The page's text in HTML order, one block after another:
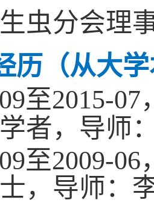
虫分会理
历（从大
至2015-07
者， 导师
至2009-06
，导师：